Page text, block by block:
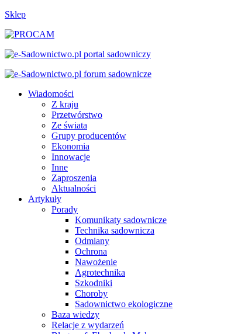
Sklep
Wiadomości
Z kraju
Przetwórstwo
Ze świata
Grupy producentów
Ekonomia
Innowacje
Inne
Zaproszenia
Aktualności
Artykuły
Porady
Komunikaty sadownicze
Technika sadownicza
Odmiany
Ochrona
Nawożenie
Agrotechnika
Szkodniki
Choroby
Sadownictwo ekologiczne
Baza wiedzy
Relacje z wydarzeń